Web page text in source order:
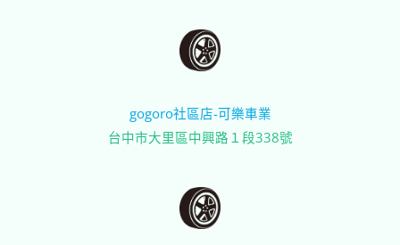
gogoro社區店-可樂車業
台中市大里區中興路１段338號